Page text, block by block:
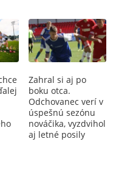
Zahral si aj po
boku otca.
Odchovanec verí v
úspešnú sezónu
nováčika, vyzdvihol
aj letné posily